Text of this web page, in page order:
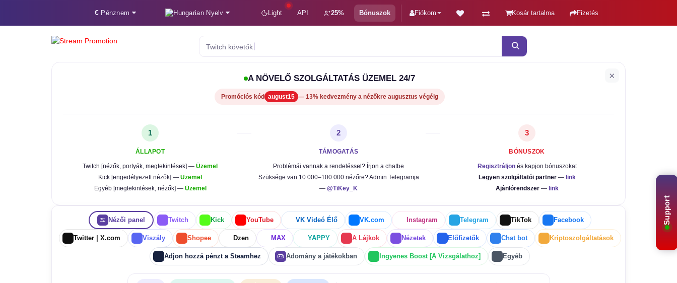
Support
€ Pénznem Nyelv Light API 25% Bónuszok Fiókom Kosár tartalma Fizetés
×
A NÖVELŐ SZOLGÁLTATÁS ÜZEMEL 24/7
Promóciós kód august15 — 13% kedvezmény a nézőkre augusztus végéig
1
ÁLLAPOT
Twitch [nézők, portyák, megtekintések] — Üzemel
Kick [engedélyezett nézők] — Üzemel
Egyéb [megtekintések, nézők] — Üzemel
2
TÁMOGATÁS
Problémái vannak a rendeléssel? Írjon a chatbe
Szüksége van 10 000–100 000 nézőre? Admin Telegramja
— @TiKey_K
3
BÓNUSZOK
Regisztráljonés kapjon bónuszokat
Legyen szolgáltatói partner— link
Ajánlórendszer— link
Nézői panel Twitch Kick YouTube VK Videó Élő VK.com Instagram Telegram TikTok Facebook
Twitter | X.com Viszály Shopee Dzen MAX YAPPY A Lájkok Nézetek Előfizetők Chat bot Kriptoszolgáltatások
Adjon hozzá pénzt a Steamhez Adomány a játékokban Ingyenes Boost [A Vizsgálathoz] Egyéb